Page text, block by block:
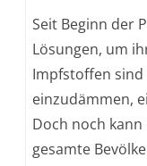
Seit Beginn der
Lösungen, um
Impfstoffen sind
einzudämmen,
Doch noch
gesamte